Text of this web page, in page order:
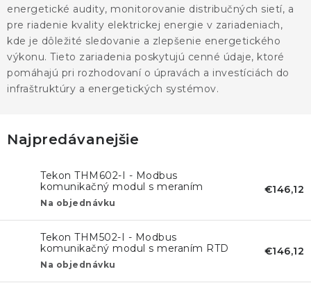
energetické audity, monitorovanie distribučných sietí, a
pre riadenie kvality elektrickej energie v zariadeniach,
kde je dôležité sledovanie a zlepšenie energetického
výkonu. Tieto zariadenia poskytujú cenné údaje, ktoré
pomáhajú pri rozhodovaní o úpravách a investíciách do
infraštruktúry a energetických systémov.
Najpredávanejšie
Tekon THM602-I - Modbus
komunikačný modul s meraním
teploty a mV
Na objednávku
€146,12
Tekon THM502-I - Modbus
komunikačný modul s meraním RTD
a Ohm
Na objednávku
€146,12